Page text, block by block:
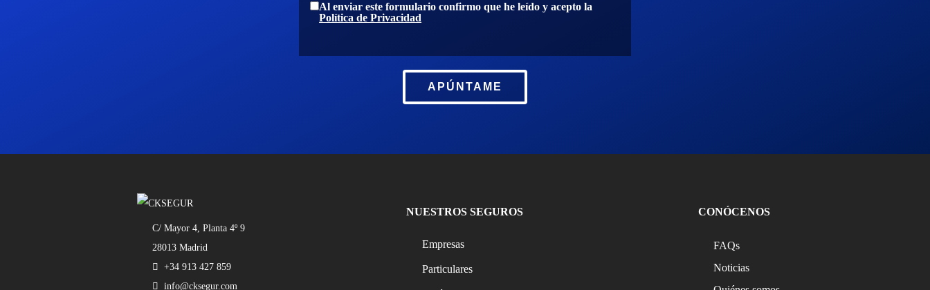
Al enviar este formulario confirmo que he leído y acepto la
Política de Privacidad
APÚNTAME
C/ Mayor 4, Planta 4º 9
28013 Madrid
+34 913 427 859
info@cksegur.com
NUESTROS SEGUROS
Empresas
Particulares
CONÓCENOS
FAQs
Noticias